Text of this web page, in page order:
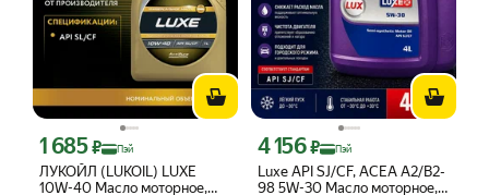
ЛУКОЙЛ (LUKOIL) LUXE
10W-40 Масло моторное,
Цена с картой Яндекс Пэй 1685 ₽ вместо
1 685₽ Пэй
Luxe API SJ/CF, ACEA A2/B2-
98 5W-30 Масло моторное,
Цена с картой Яндекс Пэй 4156 ₽
4 156₽ Пэй